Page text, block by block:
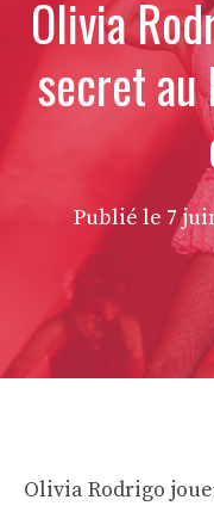
Olivia
secret au
Publié le 7
Olivia Rodrigo